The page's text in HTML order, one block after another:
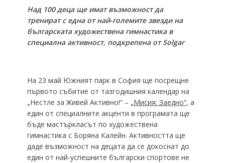
Над 100 деца ще имат възможност да
тренират с една от най-големите звезди на
българската художествена гимнастика в
специална активност, подкрепена от Solgar
На 23 май Южният парк в София ще посрещне
първото събитие от тазгодишния календар на
„Нестле за Живей Активно!“ – „Мисия: Заедно“, а
един от специалните акценти в програмата ще
бъде мастъркласът по художествена
гимнастика с Боряна Калейн. Активността ще
даде възможност на децата да се докоснат до
един от най-успешните български спортове не